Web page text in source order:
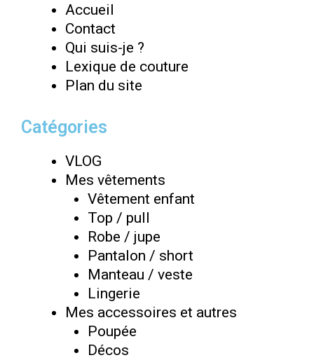
Accueil
Contact
Qui suis-je ?
Lexique de couture
Plan du site
Catégories
VLOG
Mes vêtements
Vêtement enfant
Top / pull
Robe / jupe
Pantalon / short
Manteau / veste
Lingerie
Mes accessoires et autres
Poupée
Décos